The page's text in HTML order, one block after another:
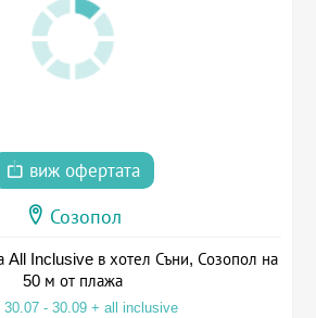
виж офертата
Созопол
All Inclusive в хотел Съни, Созопол на
50 м от плажа
30.07 - 30.09 + all inclusive